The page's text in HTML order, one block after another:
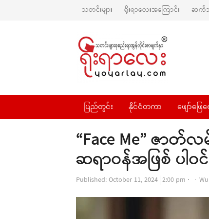
သတင်းများ ရိုးရာလေးအကြောင်း ဆက်
ပြည်တွင်း နိုင်ငံတကာ ဖျော်ဖြေရ
“Face Me” ဇ
ဆရာဝန်အဖြစ် ပါဝင်
Published:October 11, 2024 2:00 pm